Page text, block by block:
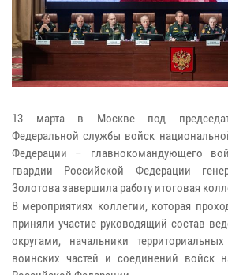
13 марта в Москве под
Федеральной службы войск
Федерации – главнокомандующего
гвардии Российской Федерации
Золотова завершила работу итоговая
В мероприятиях коллегии, которая
приняли участие руководящий состав
округами, начальники
воинских частей и соединений войск